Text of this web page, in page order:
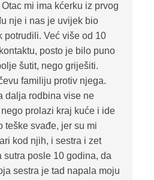
mi ima kćerku iz prvog
nje i nas je uvijek bio
potrudili. Već više od 10
posto je bilo puno
šutit, nego griješiti.
familiju protiv njega.
dalja rodbina vise ne
prolazi kraj kuće i ide
teške svađe, jer su mi
kod njih, i sestra i zet
posle 10 godina, da
sestra je tad napala moju